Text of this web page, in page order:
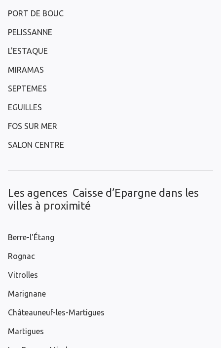
PORT DE BOUC
PELISSANNE
L'ESTAQUE
MIRAMAS
SEPTEMES
EGUILLES
FOS SUR MER
SALON CENTRE
Les agences Caisse d’Epargne dans les
villes à proximité
Berre-l'Étang
Rognac
Vitrolles
Marignane
Châteauneuf-les-Martigues
Martigues